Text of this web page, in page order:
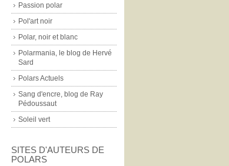
Passion polar
Pol'art noir
Polar, noir et blanc
Polarmania, le blog de Hervé
Sard
Polars Actuels
Sang d'encre, blog de Ray
Pédoussaut
Soleil vert
SITES D'AUTEURS DE
POLARS